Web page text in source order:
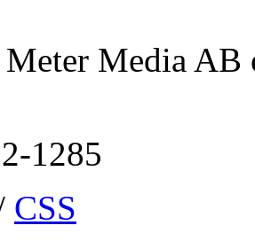
Media AB
1285
CSS